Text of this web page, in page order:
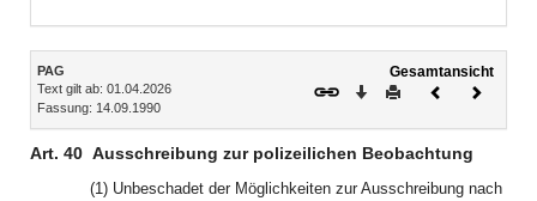
Inhalt
PAG
Text gilt ab: 01.04.2026
Fassung: 14.09.1990
Gesamtansicht
Download
DruckenVorheriges
Art. 40 Ausschreibung zur polizeilichen Beobachtung
(1) Unbeschadet der Möglichkeiten zur Ausschreibung nach